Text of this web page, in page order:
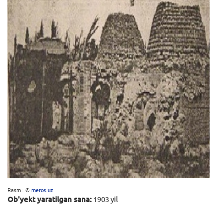
Rasm : ©meros.uz
Ob'yekt yaratilgan sana: 1903 yil